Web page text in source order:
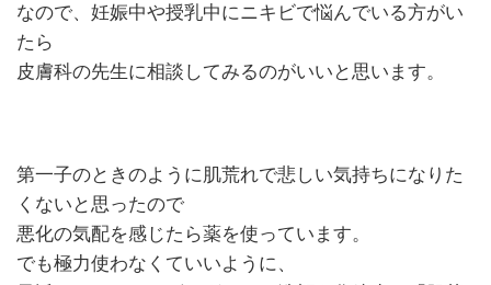
なので、妊娠中や授乳中にニキビで悩んでいる方がい
たら
皮膚科の先生に相談してみるのがいいと思います。
第一子のときのように肌荒れで悲しい気持ちになりた
くないと思ったので
悪化の気配を感じたら薬を使っています。
でも極力使わなくていいように、